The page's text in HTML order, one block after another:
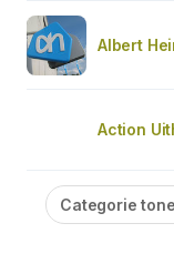
Albert
Action
Categorie